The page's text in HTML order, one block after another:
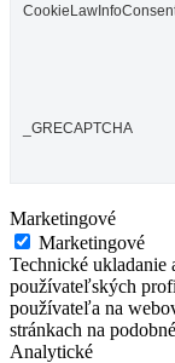
_GRECAPTCHA
Marketingové
Marketingové
Technické ukladanie
používateľských
používateľa na
stránkach na
Analytické